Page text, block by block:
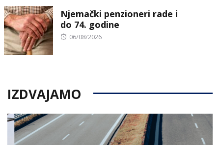
Njemački penzioneri rade i
do 74. godine
Posted
06/08/2026
IZDVAJAMO